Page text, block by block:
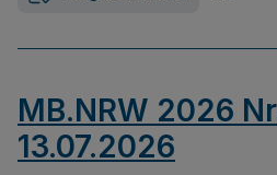
MB.NRW 2026
13.07.2026